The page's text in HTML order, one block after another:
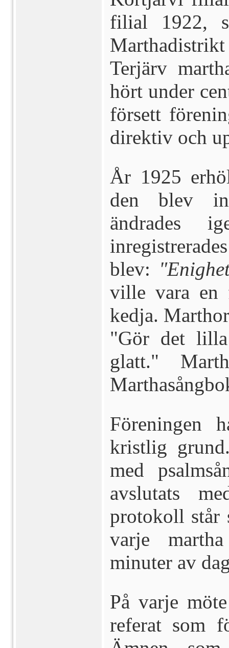
filial 1922,
Terjärv
hört under
försett
direktiv och
År 1925
den blev
ändrades
blev:
ville vara en
kedja.
"Gör det
glatt."
Föreningen
kristlig
med
avslutats
protokoll står
varje
minuter av
På varje
referat som